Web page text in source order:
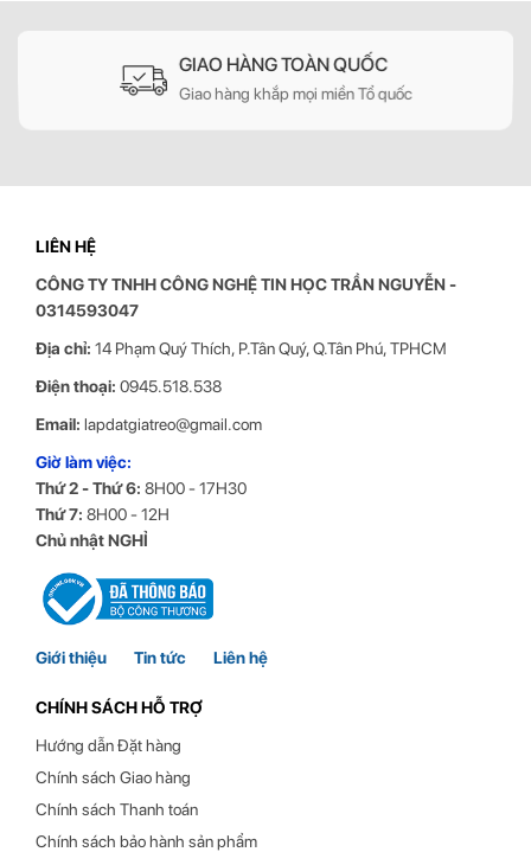
Giá Treo Tivi Xoay Ergotek E85 sở hữu thiết kế gọn gàng, tinh tế
chất liệu hợp kim nhôm cao cấp, đem đến vẻ ngoài sang trọng và
hiện đại. Quá trình lắp đặt cũng vô cùng đơn giản, chỉ cần tuân thủ
việc lắp đặt trong thời gian ngắn.
Bảng thông số kỹ thuật chi tiết của Giá
Treo Tivi Xoay Ergotek E85
Thương hiệu:
Phù hợp với Tivi:
Bảo hành:
Loại:
Vật liệu:
GIAO HÀNG TOÀN QUỐC
Giao hàng khắp mọi miền Tổ quốc
LIÊN HỆ
CÔNG TY TNHH CÔNG NGHỆ TIN HỌCTRẦN NGUYỄN-
0314593047
Địa chỉ: 14 Phạm Quý Thích, P.Tân Quý, Q.Tân Phú, TPHCM
Điện thoại: 0945.518.538
Email: lapdatgiatreo@gmail.com
Giờ làm việc:
Thứ 2 - Thứ 6: 8H00 - 17H30
Thứ 7: 8H00 - 12H
Chủ nhật NGHỈ
Giới thiệu Tin tức Liên hệ
CHÍNH SÁCH HỖ TRỢ
Hướng dẫn Đặt hàng
Chính sách Giao hàng
Chính sách Thanh toán
Chính sách bảo hành sản phẩm